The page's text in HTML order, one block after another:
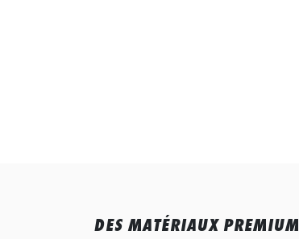
DES MATÉRIAUX PREMIUM